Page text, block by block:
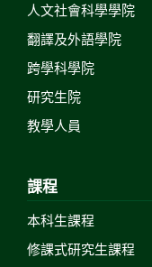
人文社會科學學院
翻譯及外語學院
跨學科學院
研究生院
教學人員
課程
本科生課程
修課式研究生課程